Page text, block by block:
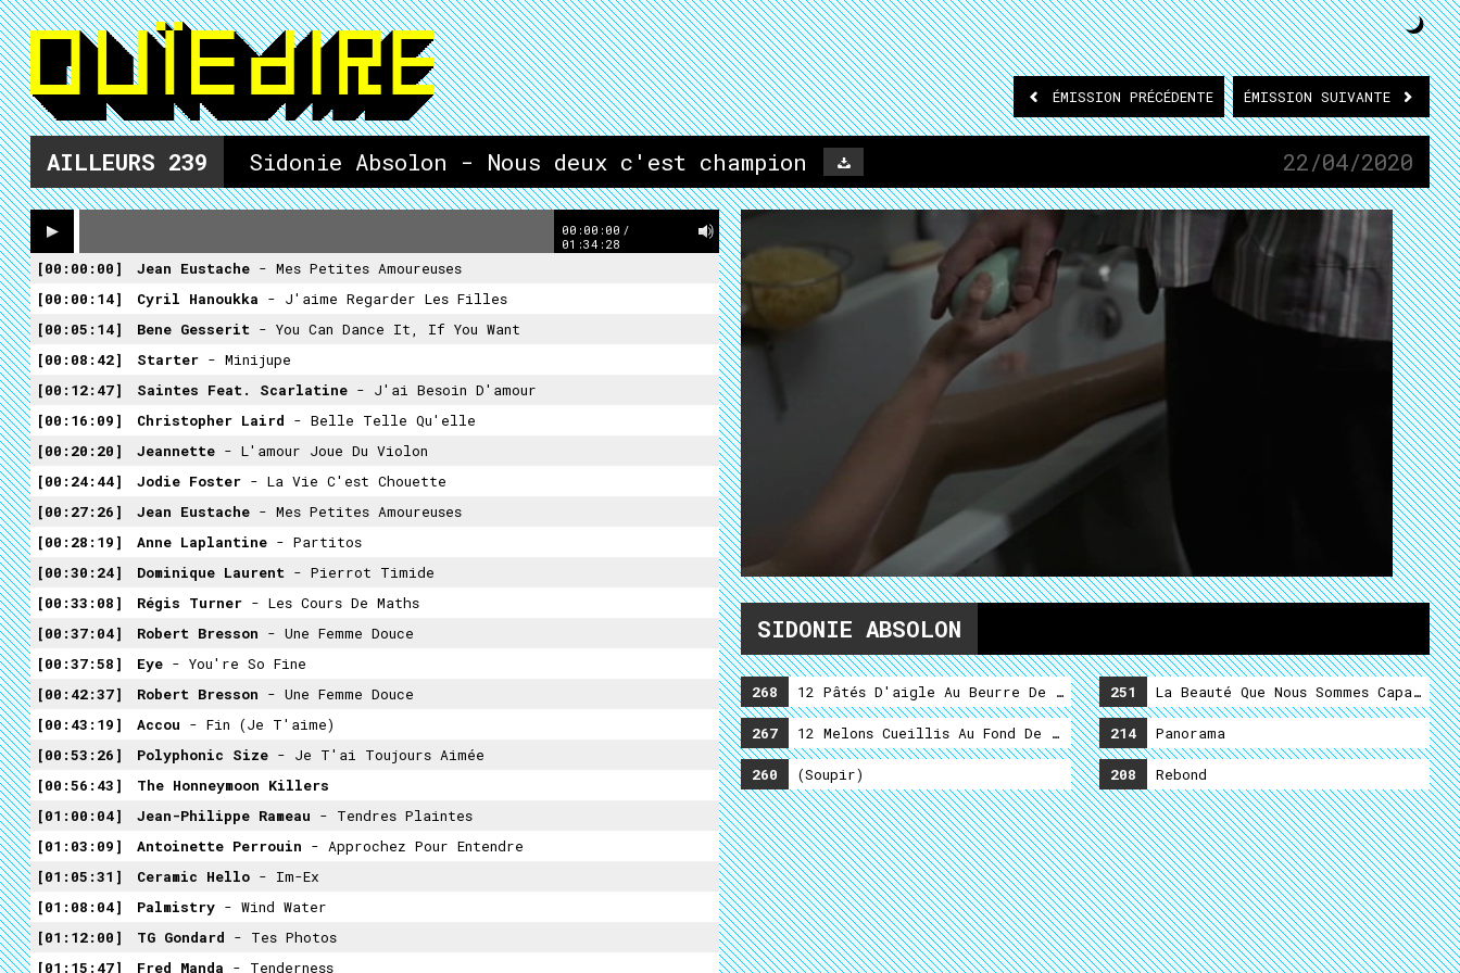
ÉMISSION PRÉCÉDENTE ÉMISSION SUIVANTE
AILLEURS 239 Sidonie Absolon - Nous deux c'est champion 22/04/2020
00:00:00 /
01:34:28
00:00:00 Jean Eustache - Mes Petites Amoureuses
00:00:14
Cyril Hanoukka - J'aime Regarder Les Filles
00:05:14
Bene Gesserit - You Can Dance It, If You Want
00:08:42
Starter - Minijupe
00:12:47
Saintes Feat. Scarlatine - J'ai Besoin D'amour
00:16:09
Christopher Laird - Belle Telle Qu'elle
00:20:20
Jeannette - L'amour Joue Du Violon
00:24:44
Jodie Foster - La Vie C'est Chouette
00:27:26
Jean Eustache - Mes Petites Amoureuses
00:28:19
Anne Laplantine - Partitos
00:30:24
Dominique Laurent - Pierrot Timide
00:33:08
Régis Turner - Les Cours De Maths
00:37:04
Robert Bresson - Une Femme Douce
00:37:58
Eye - You're So Fine
00:42:37
Robert Bresson - Une Femme Douce
00:43:19
Accou - Fin (Je T'aime)
00:53:26
Polyphonic Size - Je T'ai Toujours Aimée
00:56:43
The Honneymoon Killers
01:00:04
Jean-Philippe Rameau - Tendres Plaintes
01:03:09
Antoinette Perrouin - Approchez Pour Entendre
01:05:31
Ceramic Hello - Im-Ex
01:08:04
Palmistry - Wind Water
01:12:00
TG Gondard - Tes Photos
01:15:47
Fred Manda - Tenderness
SIDONIE ABSOLON
268 12 Pâtés D'aigle Au Beurre De Caillou (Second Service)
267 12 Melons Cueillis Au Fond De La Mer (Premier Service)
260 (soupir)
251 La Beauté Que Nous Sommes Capable
214 Panorama
208 Rebond